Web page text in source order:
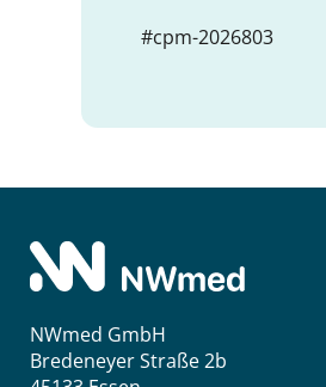
#cpm-2026803
NWmed GmbH
Bredeneyer Straße 2b